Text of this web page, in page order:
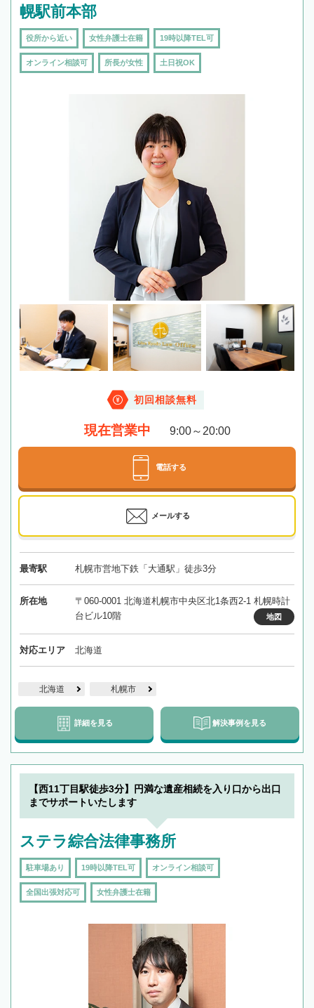
幌駅前本部
役所から近い 女性弁護士在籍 19時以降TEL可
オンライン相談可 所長が女性 土日祝OK
初回相談無料
現在営業中 9:00～20:00
電話する
メールする
最寄駅 札幌市営地下鉄「大通駅」徒歩3分
所在地
〒060-0001 北海道札幌市中央区北1条西2-1 札幌時計
台ビル10階
地図
対応エリア 北海道
北海道 札幌市
詳細を見る 解決事例を見る
【西11丁目駅徒歩3分】円満な遺産相続を入り口から出口
までサポートいたします
ステラ綜合法律事務所
駐車場あり 19時以降TEL可 オンライン相談可
全国出張対応可 女性弁護士在籍